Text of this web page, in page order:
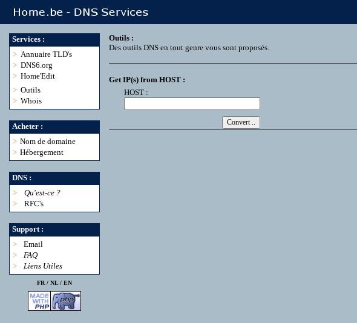
Services :
> Annuaire TLD's
> DNS6.org
> Home'Edit
> Outils
> Whois
Acheter :
> Nom de domaine
> Hébergement
DNS :
>
Qu'est-ce ?
>
RFC's
Support :
>
Email
>
FAQ
>
Liens Utiles
FR / NL/ EN
Outils :
Des outils DNS en tout genre vous sont proposés.
Get IP(s) from HOST :
HOST :